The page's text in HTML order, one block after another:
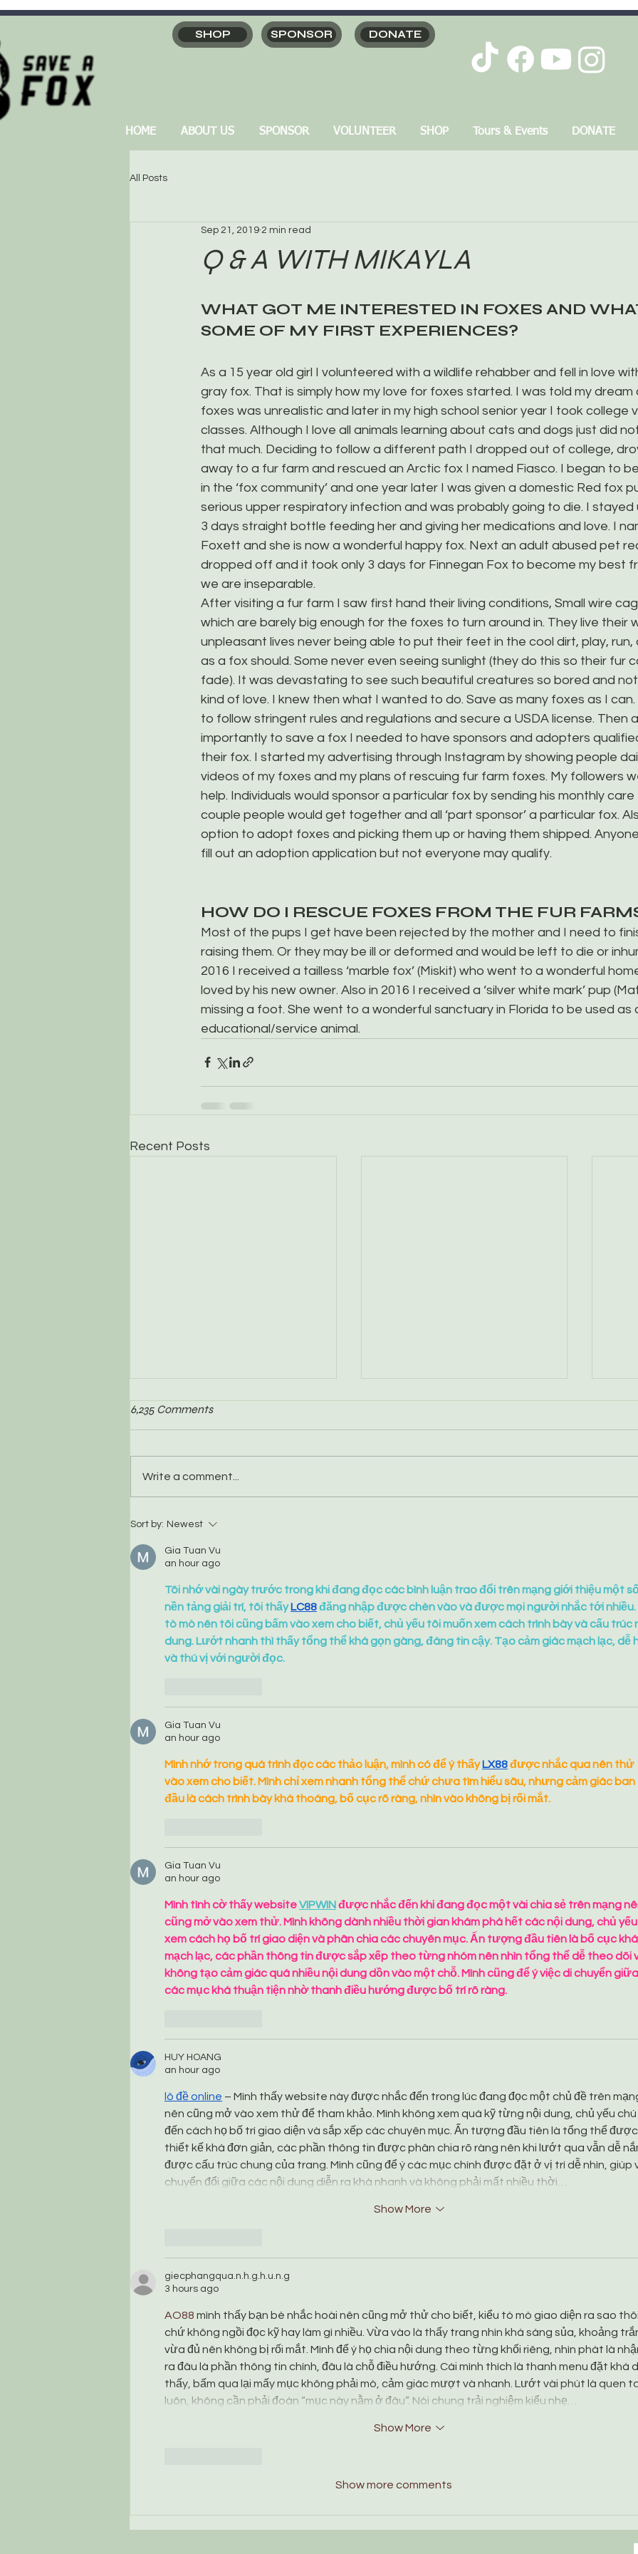
SHOP SPONSOR DONATE
HOME ABOUT US SPONSOR VOLUNTEER SHOP Tours & Events DONATE
All Posts
Q & A WITH MIKAYLA
Sep 21, 2019 2 min read
WHAT GOT ME INTERESTED IN FOXES AND
SOME OF MY FIRST EXPERIENCES?
As a 15 year old girl I volunteered with a wildlife rehabber and fell in love
gray fox. That is simply how my love for foxes started. I was told my dream
foxes was unrealistic and later in my high school senior year I took college
classes. Although I love all animals learning about cats and dogs just did
that much. Deciding to follow a different path I dropped out of college,
away to a fur farm and rescued an Arctic fox I named Fiasco. I began to
in the ‘fox community’ and one year later I was given a domestic Red fox
serious upper respiratory infection and was probably going to die. I stayed
3 days straight bottle feeding her and giving her medications and love. I
Foxett and she is now a wonderful happy fox. Next an adult abused pet
dropped off and it took only 3 days for Finnegan Fox to become my best
we are inseparable.
After visiting a fur farm I saw first hand their living conditions, Small wire
which are barely big enough for the foxes to turn around in. They live their
unpleasant lives never being able to put their feet in the cool dirt, play, run,
as a fox should. Some never even seeing sunlight (they do this so their fur
fade). It was devastating to see such beautiful creatures so bored and
kind of love. I knew then what I wanted to do. Save as many foxes as I
to follow stringent rules and regulations and secure a USDA license. Then
importantly to save a fox I needed to have sponsors and adopters
their fox. I started my advertising through Instagram by showing people
videos of my foxes and my plans of rescuing fur farm foxes. My followers
help. Individuals would sponsor a particular fox by sending his monthly care
couple people would get together and all ‘part sponsor’ a particular fox.
option to adopt foxes and picking them up or having them shipped.
fill out an adoption application but not everyone may qualify.
HOW DO I RESCUE FOXES FROM THE FUR
Most of the pups I get have been rejected by the mother and I need to
raising them. Or they may be ill or deformed and would be left to die or
2016 I received a tailless ‘marble fox’ (Miskit) who went to a wonderful
loved by his new owner. Also in 2016 I received a ‘silver white mark’ pup
missing a foot. She went to a wonderful sanctuary in Florida to be used as
educational/service animal.
Recent Posts
Should I feed wild foxes?
6,235 Comments
Write a comment...
Sort by: Newest
Gia Tuan Vu
an hour ago
Tôi nhớ vài ngày trước trong khi đang đọc các bình luận trao đổi trên mạng giới thiệu một số
nền tảng giải trí, tôi thấy LC88 đăng nhập được chèn vào và được mọi người nhắc tới nhiều.
tò mò nên tôi cũng bấm vào xem cho biết, chủ yếu tôi muốn xem cách trình bày và cấu trúc
dung. Lướt nhanh thì thấy tổng thể khá gọn gàng, đáng tin cậy. Tạo cảm giác mạch lạc, dễ
và thú vị với người đọc.
Gia Tuan Vu
an hour ago
Mình nhớ trong quá trình đọc các thảo luận, mình có để ý thấy LX88 được nhắc qua nên thử
vào xem cho biết. Mình chỉ xem nhanh tổng thể chứ chưa tìm hiểu sâu, nhưng cảm giác ban
đầu là cách trình bày khá thoáng, bố cục rõ ràng, nhìn vào không bị rối mắt.
Gia Tuan Vu
an hour ago
Mình tình cờ thấy website VIPWIN được nhắc đến khi đang đọc một vài chia sẻ trên mạng
cũng mở vào xem thử. Mình không dành nhiều thời gian khám phá hết các nội dung, chủ yếu
xem cách họ bố trí giao diện và phân chia các chuyên mục. Ấn tượng đầu tiên là bố cục khá
mạch lạc, các phần thông tin được sắp xếp theo từng nhóm nên nhìn tổng thể dễ theo dõi
không tạo cảm giác quá nhiều nội dung dồn vào một chỗ. Mình cũng để ý việc di chuyển giữa
các mục khá thuận tiện nhờ thanh điều hướng được bố trí rõ ràng.
HUY HOANG
an hour ago
lô đề online – Mình thấy website này được nhắc đến trong lúc đang đọc một chủ đề trên
nên cũng mở vào xem thử để tham khảo. Mình không xem quá kỹ từng nội dung, chủ yếu chú
đến cách họ bố trí giao diện và sắp xếp các chuyên mục. Ấn tượng đầu tiên là tổng thể được
thiết kế khá đơn giản, các phần thông tin được phân chia rõ ràng nên khi lướt qua vẫn dễ
được cấu trúc chung của trang. Mình cũng để ý các mục chính được đặt ở vị trí dễ nhìn, giúp
chuyển đổi giữa các nội dung diễn ra khá nhanh và không phải mất nhiều thời…
Show More
giecphangqua.n.h.g.h.u.n.g
3 hours ago
AO88 mình thấy bạn bè nhắc hoài nên cũng mở thử cho biết, kiểu tò mò giao diện ra sao thôi
chứ không ngồi đọc kỹ hay làm gì nhiều. Vừa vào là thấy trang nhìn khá sáng sủa, khoảng
vừa đủ nên không bị rối mắt. Mình để ý họ chia nội dung theo từng khối riêng, nhìn phát là
ra đâu là phần thông tin chính, đâu là chỗ điều hướng. Cái mình thích là thanh menu đặt khá
thấy, bấm qua lại mấy mục không phải mò, cảm giác mượt và nhanh. Lướt vài phút là quen
luôn, không cần phải đoán “mục này nằm ở đâu”. Nói chung trải nghiệm kiểu nhẹ…
Show More
Show more comments